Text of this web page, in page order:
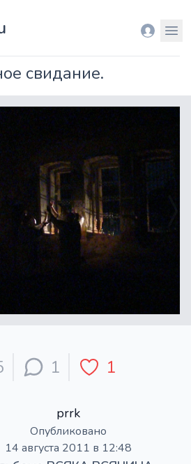
Вход
свидание.
1 1
prrk
Опубликовано
14 августа 2011 в 12:48